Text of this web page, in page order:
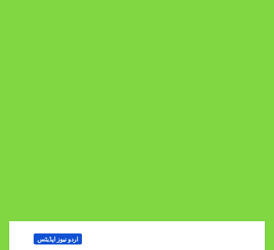
اردو نیوز اپڈیٹس